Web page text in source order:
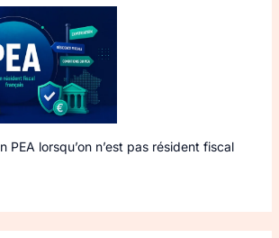
PEA lorsqu’on n’est pas résident fiscal